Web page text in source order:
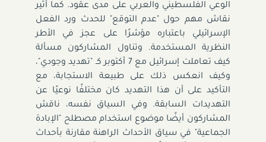
الوعي الفلسطيني والعربي على مدى عقود. كما أثير
نقاش مهم حول "عدم التوقع" للحدث ورد الفعل
الإسرائيلي باعتباره مؤشرًا على عجز في الأطر
النظرية المستخدمة. وتناول المشاركون مسألة
كيف تعاملت إسرائيل مع 7 أكتوبر كـ "تهديد وجودي"،
وكيف انعكس ذلك على طبيعة الاستجابة، مع
التأكيد على أن هذا التهديد كان مختلفًا نوعيًا عن
التهديدات السابقة. وفي السياق نفسه، ناقش
المشاركون أيضًا موضوع استخدام مصطلح "الإبادة
الجماعية" في سياق الأحداث الراهنة مقارنة بأحداث